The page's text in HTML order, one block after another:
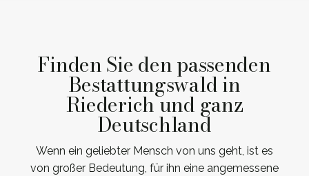
Finden Sie den passenden
Bestattungswald in
Riederich und ganz
Deutschland
Wenn ein geliebter Mensch von uns geht, ist es
von großer Bedeutung, für ihn eine angemessene